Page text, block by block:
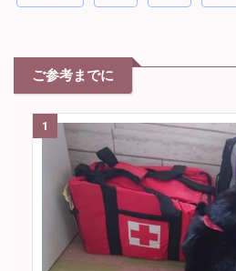
ご参考までに
1